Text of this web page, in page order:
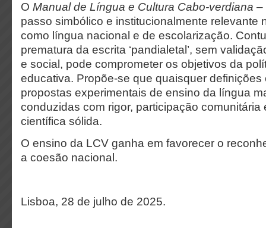
O Manual de Língua e Cultura Cabo-verdiana –
passo simbólico e institucionalmente relevante
como língua nacional e de escolarização.
prematura da escrita ‘pandialetal’, sem
e social, pode comprometer os objetivos da
educativa. Propõe-se que quaisquer definições
propostas experimentais de ensino da língua
conduzidas com rigor, participação comunitária
científica sólida.
O ensino da LCV ganha em favorecer o
a coesão nacional.
Lisboa, 28 de julho de 2025.